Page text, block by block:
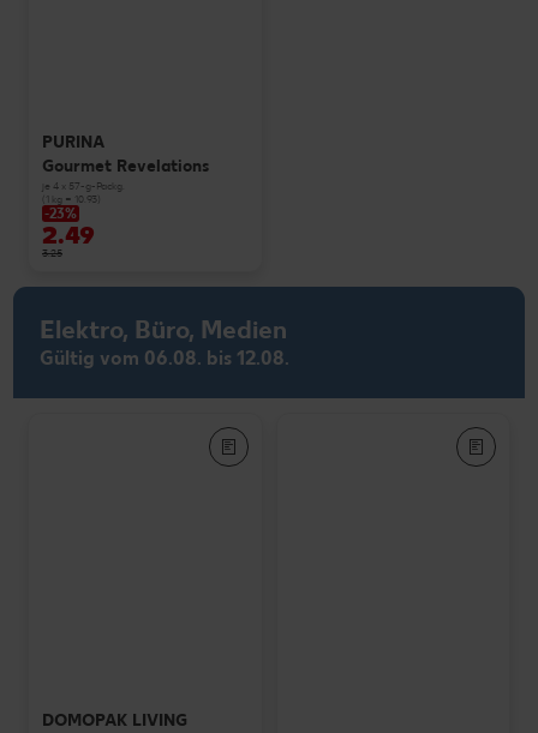
PURINA
Gourmet Revelations
je 4 x 57-g-Packg.
(1 kg = 10.93)
-23%
2.49
3.25
Elektro, Büro, Medien
Gültig vom 06.08. bis 12.08.
DOMOPAK LIVING